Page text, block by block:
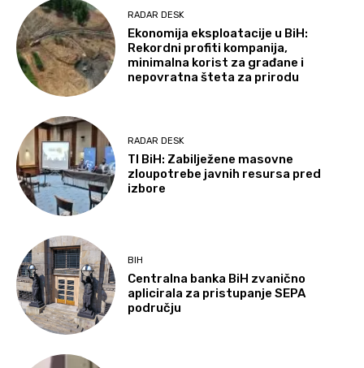
RADAR DESK
Ekonomija eksploatacije u BiH:
Rekordni profiti kompanija,
minimalna korist za građane i
nepovratna šteta za prirodu
RADAR DESK
TI BiH: Zabilježene masovne
zloupotrebe javnih resursa pred
izbore
BIH
Centralna banka BiH zvanično
aplicirala za pristupanje SEPA
području